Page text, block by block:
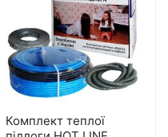
Комплект теплої